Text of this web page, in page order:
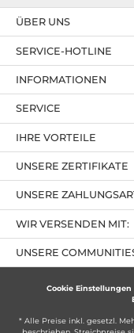
SERVICE-HOTLINE
IHRE VORTEILE
UNSERE
ÜBER UNS
UNSERE ZERTIFIKATE
INFORMATIONEN
SERVICE
UNSERE
WIR VERSENDEN MIT:
Cookie Einstellungen
* Alle Preise inkl. gesetzl.